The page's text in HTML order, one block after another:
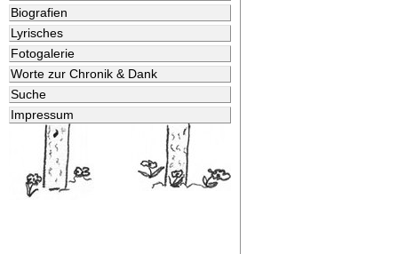
Biografien
Lyrisches
Fotogalerie
Worte zur Chronik & Dank
Suche
Impressum